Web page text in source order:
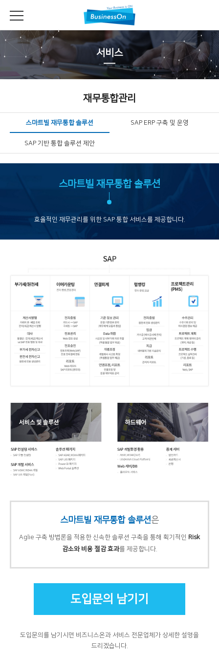
서비스
재무통합관리
스마트빌 재무통합 솔루션 SAP ERP 구축 및 운영
SAP 기반 통합 솔루션 제안
스마트빌 재무통합 솔루션
효율적인 재무관리를 위한 SAP 통합 서비스를 제공합니다.
스마트빌 재무통합 솔루션은
Aglie 구축 방법론을 적용한 신속한 솔루션 구축을 통해 획기적인 Risk
감소와 비용 절감 효과를 제공합니다.
도입문의를 남기시면 비즈니스온과 서비스 전문업체가 상세한 설명을
드리겠습니다.